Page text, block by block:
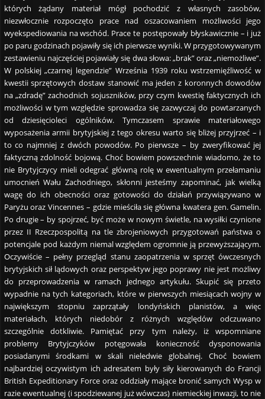
których żądany materiał mógł pochodzić z własnych zasobów,
niezwłocznie rozpoczęto prace nad oszacowaniem możliwości jego
wyekspediowania na wschód. Prace te postępowały błyskawicznie – i już
po paru godzinach pojawiły się ich pierwsze wyniki. W przygotowywanym
zestawieniu najczęściej pojawiały się dwa słowa: „brak” oraz „niemożliwe”.
W polskiej „czarnej legendzie” Września 1939 roku wstrzemięźliwość w
kwestii sprzętowych dostaw stanowić ma jeden z koronnych dowodów
na „zdradę” zachodnich sojuszników, przy czym kwestię faktycznych ich
możliwości w tym względzie sprowadza się zazwyczaj do powtarzanych
od dziesięcioleci ogólników. Tymczasem sprawie materiałowego
wyposażenia armii brytyjskiej z tego okresu warto się bliżej przyjrzeć – i
to co najmniej z dwóch powodów. Po pierwsze – by zweryfikować jej
faktyczną zdolność bojową. Choć bowiem powszechnie wiadomo, że to
nie Brytyjczycy mieli odegrać główną rolę w ewentualnym przełamaniu
umocnień Wału Zachodniego, skłonni jesteśmy zapominać, jak wielką
wagę do ich obecności oraz gotowości do działań przywiązywano w
Paryżu oraz Vincennes – gdzie mieściła się główna kwatera gen. Gamelin.
Po drugie – by spojrzeć, być może w nowym świetle, na wysiłki czynione
przez II Rzeczpospolitą na tle zbrojeniowych przygotowań państwa o
potencjale pod każdym niemal względem ogromnie ją przewyższającym.
Oczywiście – pełny przegląd stanu zaopatrzenia w sprzęt ówczesnych
brytyjskich sił lądowych oraz perspektyw jego poprawy nie jest możliwy
do przeprowadzenia w ramach jednego artykułu. Skupić się przeto
wypadnie na tych kategoriach, które w pierwszych miesiącach wojny w
największym stopniu zaprzątały londyńskich planistów, a więc
materiałach, których niedobór z różnych względów odczuwano
szczególnie dotkliwie. Pamiętać przy tym należy, iż wspomniane
problemy Brytyjczyków potęgowała konieczność dysponowania
posiadanymi środkami w skali nieledwie globalnej. Choć bowiem
najbardziej oczywistym ich adresatem były siły kierowanych do Francji
British Expeditionary Force oraz oddziały mające bronić samych Wysp w
razie ewentualnej (i spodziewanej już wówczas) niemieckiej inwazji, to nie